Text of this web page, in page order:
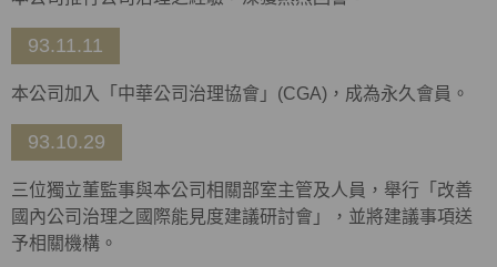
93.11.11
本公司加入「中華公司治理協會」(CGA)，成為永久會員。
93.10.29
三位獨立董監事與本公司相關部室主管及人員，舉行「改善
國內公司治理之國際能見度建議研討會」，並將建議事項送
予相關機構。